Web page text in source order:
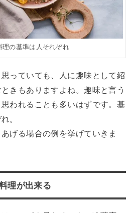
理の基準は人それぞれ
っていても、人に趣味として紹
きもありますよね。趣味と言う
われることも多いはずです。基
。
げる場合の例を挙げていきま
理が出来る